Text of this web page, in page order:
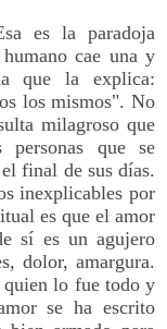
es la paradoja
cae una y
que la explica:
los mismos". No
milagroso que
personas que se
final de sus días.
inexplicables por
es que el amor
sí es un agujero
dolor, amargura.
quien lo fue todo y
se ha escrito